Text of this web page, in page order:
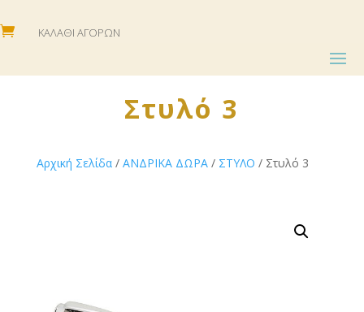
 ΚΑΛΆΘΙ ΑΓΟΡΏΝ
Στυλό 3
Αρχική Σελίδα/ ΑΝΔΡΙΚΑ ΔΩΡΑ/ ΣΤΥΛΟ / Στυλό 3